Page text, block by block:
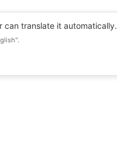
can translate it automatically.